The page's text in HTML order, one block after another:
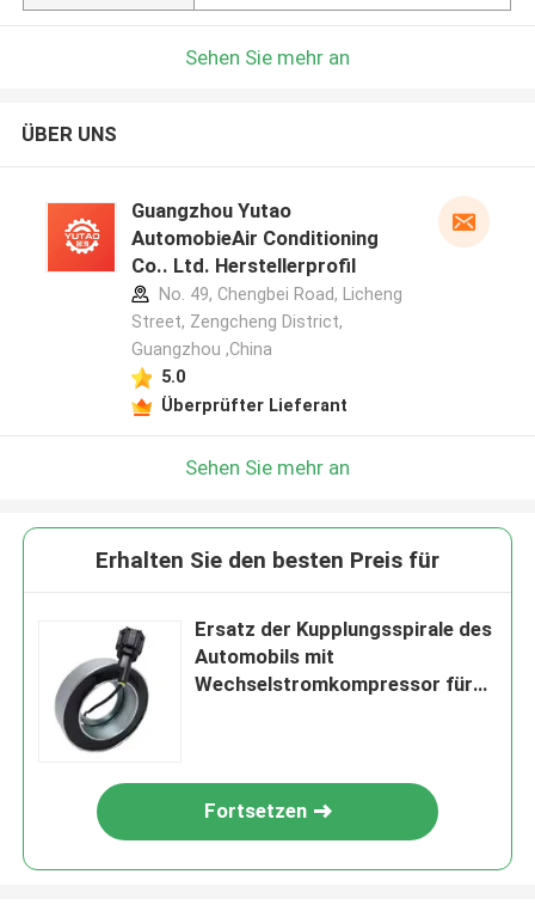
Sehen Sie mehr an
ÜBER UNS
Guangzhou Yutao
AutomobieAir Conditioning
Co.. Ltd. Herstellerprofil
No. 49, Chengbei Road, Licheng
Street, Zengcheng District,
Guangzhou ,China
5.0
Überprüfter Lieferant
Sehen Sie mehr an
Erhalten Sie den besten Preis für
Ersatz der Kupplungsspirale des
Automobils mit
Wechselstromkompressor für
Fortsetzen